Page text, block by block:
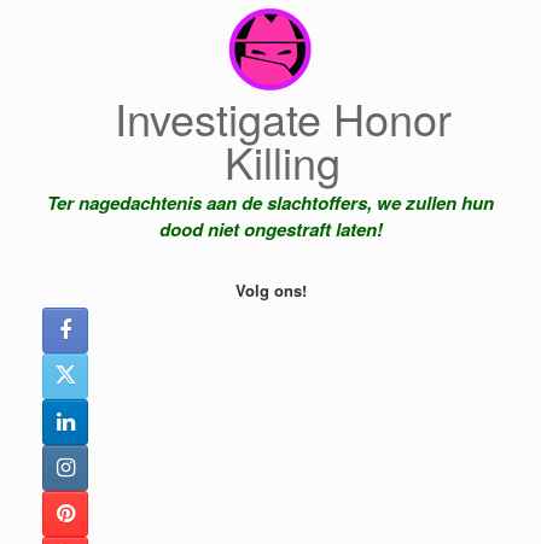
Investigate Honor
Killing
Ter nagedachtenis aan de slachtoffers, we zullen hun
dood niet ongestraft laten!
Volg ons!